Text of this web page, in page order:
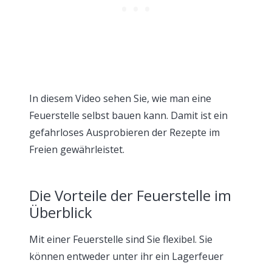
In diesem Video sehen Sie, wie man eine
Feuerstelle selbst bauen kann. Damit ist ein
gefahrloses Ausprobieren der Rezepte im
Freien gewährleistet.
Die Vorteile der Feuerstelle im
Überblick
Mit einer Feuerstelle sind Sie flexibel. Sie
können entweder unter ihr ein Lagerfeuer